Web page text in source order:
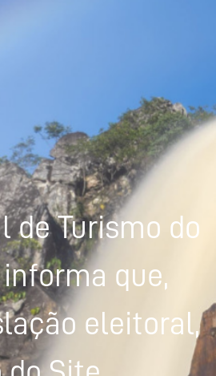
de Turismo do
que,
eleitoral,